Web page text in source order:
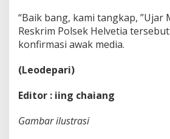
“Baik bang, kami tangkap, ”Ujar
Reskrim Polsek Helvetia
konfirmasi awak media.
(Leodepari)
Editor : iing chaiang
Gambar ilustrasi